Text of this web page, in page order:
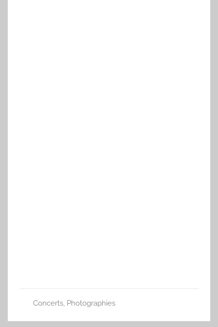
Concerts, Photographies